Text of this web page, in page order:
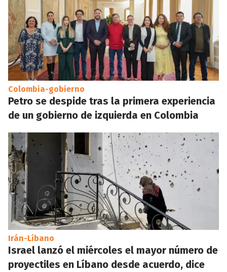
Colombia-gobierno
Petro se despide tras la primera experiencia
de un gobierno de izquierda en Colombia
Irán-Líbano
Israel lanzó el miércoles el mayor número de
proyectiles en Líbano desde acuerdo, dice